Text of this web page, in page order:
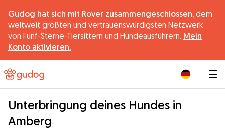
Gudog hat sich mit Rover zusammengeschlossen, dem
weltweit größten und vertrauenswürdigsten Netzwerk
von Fünf-Sterne-Tiersittern und Hundeausführern. Mein
Konto aktivieren.
Unterbringung deines Hundes in
Amberg